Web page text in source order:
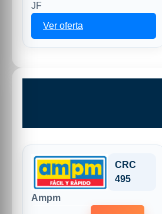
JF
Ver oferta
CRC
495
Ampm